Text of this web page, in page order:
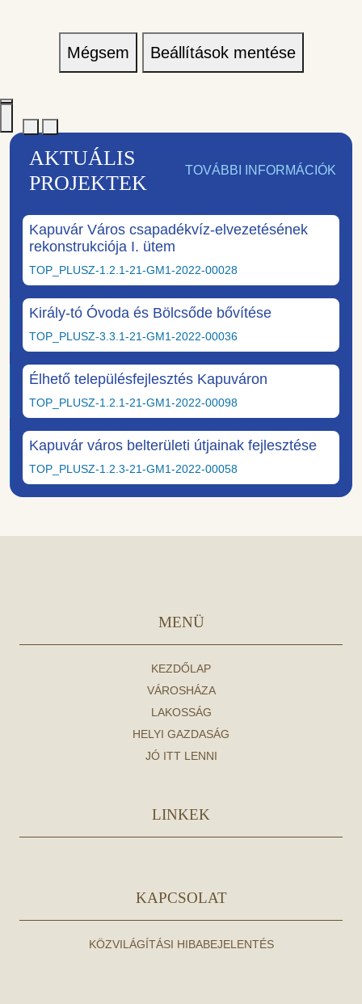
Mégsem Beállítások mentése
AKTUÁLIS
PROJEKTEK
TOVÁBBI INFORMÁCIÓK
Kapuvár Város csapadékvíz-elvezetésének
rekonstrukciója I. ütem
TOP_PLUSZ-1.2.1-21-GM1-2022-00028
Király-tó Óvoda és Bölcsőde bővítése
TOP_PLUSZ-3.3.1-21-GM1-2022-00036
Élhető településfejlesztés Kapuváron
TOP_PLUSZ-1.2.1-21-GM1-2022-00098
Kapuvár város belterületi útjainak fejlesztése
TOP_PLUSZ-1.2.3-21-GM1-2022-00058
MENÜ
KEZDŐLAP
VÁROSHÁZA
LAKOSSÁG
HELYI GAZDASÁG
JÓ ITT LENNI
LINKEK
KAPCSOLAT
KÖZVILÁGÍTÁSI HIBABEJELENTÉS